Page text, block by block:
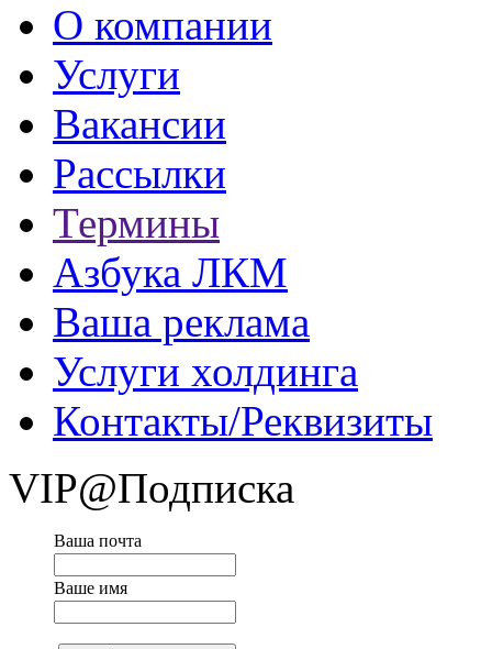
О компании
Услуги
Вакансии
Рассылки
Термины
Азбука ЛКМ
Ваша реклама
Услуги холдинга
Контакты/Реквизиты
VIP@Подписка
Ваша почта
Ваше имя